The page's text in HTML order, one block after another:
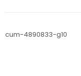
cum-4890833-g10